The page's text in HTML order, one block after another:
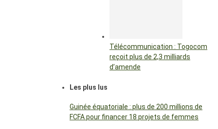
Télécommunication : Togocom
reçoit plus de 2,3 milliards
d’amende
Les plus lus
Guinée équatoriale : plus de 200 millions de
FCFA pour financer 18 projets de femmes